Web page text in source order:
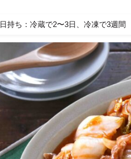
日持ち：冷蔵で2〜3日、冷凍で3週間